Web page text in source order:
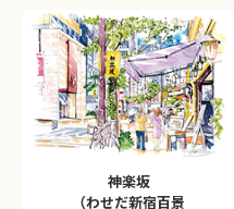
神楽坂
（わせだ新宿百景